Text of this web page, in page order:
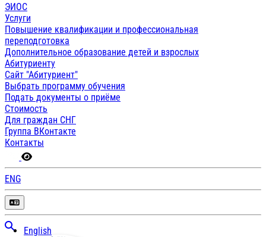
ЭИОС
Услуги
Повышение квалификации и профессиональная
переподготовка
Дополнительное образование детей и взрослых
Абитуриенту
Сайт "Абитуриент"
Выбрать программу обучения
Подать документы о приёме
Стоимость
Для граждан СНГ
Группа ВКонтакте
Контакты
ENG
English